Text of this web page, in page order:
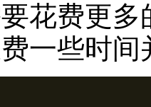
花费更
一些时